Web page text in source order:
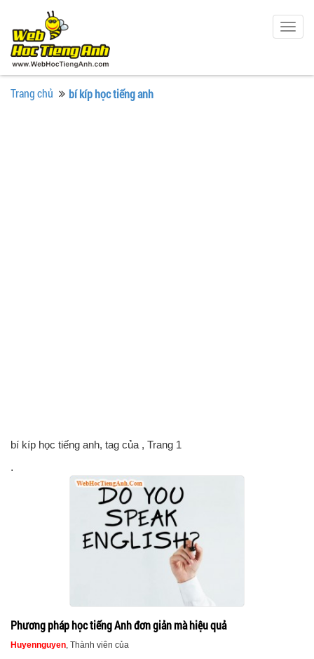
Trang chủ bí kíp học tiếng anh
bí kíp học tiếng anh, tag của , Trang 1
.
Phương pháp học tiếng Anh đơn giản mà hiệu quả
Huyennguyen , Thành viên của